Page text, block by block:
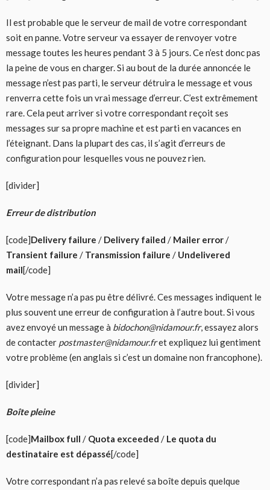
Il est probable que le serveur de mail de votre correspondant
soit en panne. Votre serveur va essayer de renvoyer votre
message toutes les heures pendant 3 à 5 jours. Ce n’est donc pas
la peine de vous en charger. Si au bout de la durée annoncée le
message n’est pas parti, le serveur détruira le message et vous
renverra cette fois un vrai message d’erreur. C’est extrêmement
rare. Cela peut arriver si votre correspondant reçoit ses
messages sur sa propre machine et est parti en vacances en
l’éteignant. Dans la plupart des cas, il s’agit d’erreurs de
configuration pour lesquelles vous ne pouvez rien.
[divider]
Erreur de distribution
[code]Delivery failure / Delivery failed / Mailer error/
Transient failure / Transmission failure / Undelivered
mail[/code]
Votre message n’a pas pu être délivré. Ces messages indiquent le
plus souvent une erreur de configuration à l’autre bout. Si vous
avez envoyé un message à bidochon@nidamour.fr, essayez alors
de contacter postmaster@nidamour.fret expliquez lui gentiment
votre problème (en anglais si c’est un domaine non francophone).
[divider]
Boîte pleine
[code]Mailbox full / Quota exceeded / Le quota du
destinataire est dépassé[/code]
Votre correspondant n’a pas relevé sa boîte depuis quelque